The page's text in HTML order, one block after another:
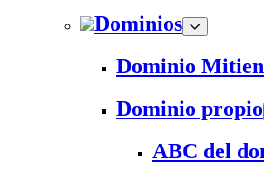
Dominios
Dominio
Dominio propio
ABC del